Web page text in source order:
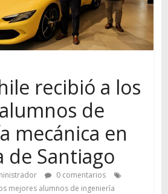
recibió a los
de
mecánica en
de Santiago
0 comentarios
mejores alumnos de ingeniería